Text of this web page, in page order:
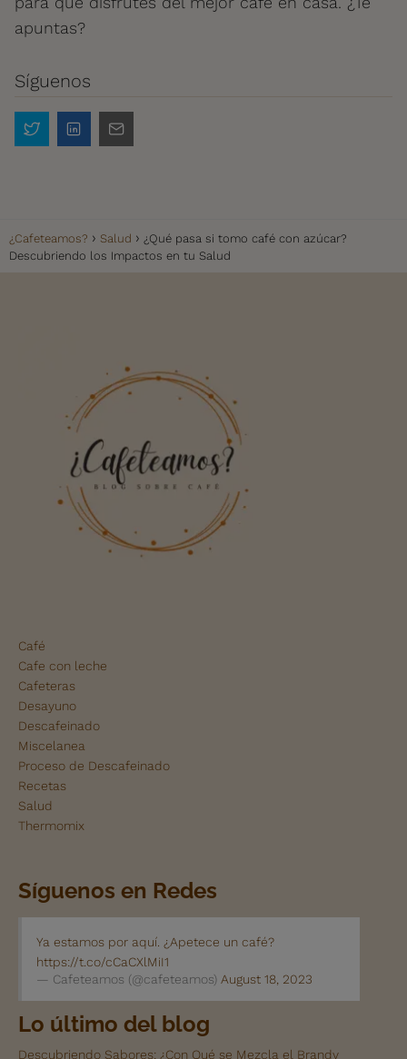
apuntas?
Síguenos
¿Cafeteamos? Salud
¿Qué pasa si tomo café con azúcar?
Descubriendo los Impactos en tu Salud
Café
Cafe con leche
Cafeteras
Desayuno
Descafeinado
Miscelanea
Proceso de Descafeinado
Recetas
Salud
Thermomix
Síguenos en Redes
Ya estamos por aquí. ¿Apetece un café?
https://t.co/cCaCXlMiI1
— Cafeteamos (@cafeteamos) August 18, 2023
Lo último del blog
Descubriendo Sabores: ¿Con Qué se Mezcla el Brandy